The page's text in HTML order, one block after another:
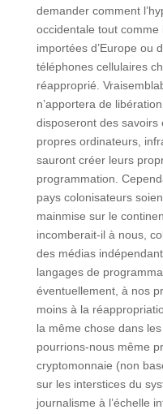
demander comment
occidentale tout
importées d’Europe ou
téléphones cellulaires
réapproprié.
n’apportera de
disposeront des
propres ordinateurs,
sauront créer leurs
programmation.
pays colonisateurs
mainmise sur le
incomberait-il à nous,
des médias
langages de
éventuellement, à nos
moins à la
la même chose dans
pourrions-nous même
cryptomonnaie (non
sur les interstices du
journalisme à l’échelle